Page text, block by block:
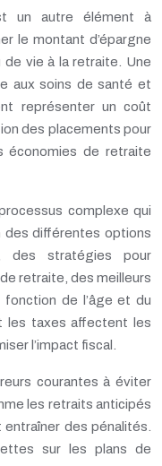
un autre élément à
le montant d’épargne
de vie à la retraite. Une
aux soins de santé et
représenter un coût
des placements pour
économies de retraite
complexe qui
des différentes options
des stratégies pour
retraite, des meilleurs
fonction de l’âge et du
les taxes affectent les
l’impact fiscal.
courantes à éviter
les retraits anticipés
des pénalités.
sur les plans de